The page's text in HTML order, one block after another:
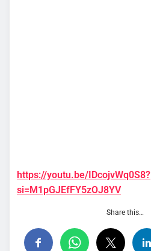
https://youtu.be/IDcojvWq0S8?
si=M1pGJEfFY5zOJ8YV
Share this…